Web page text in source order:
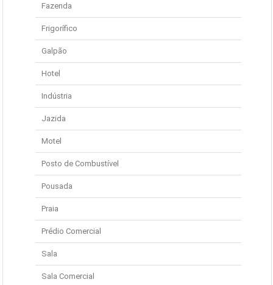
Fazenda
Frigorífico
Galpão
Hotel
Indústria
Jazida
Motel
Posto de Combustível
Pousada
Praia
Prédio Comercial
Sala
Sala Comercial